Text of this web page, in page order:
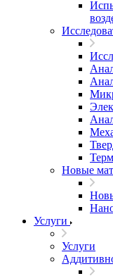
Новые
Услуги
Услуги